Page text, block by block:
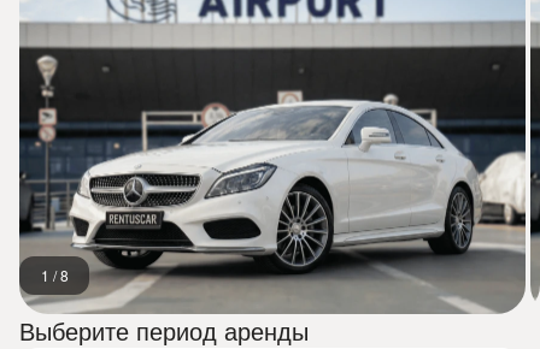
Выберите период аренды
1 /8